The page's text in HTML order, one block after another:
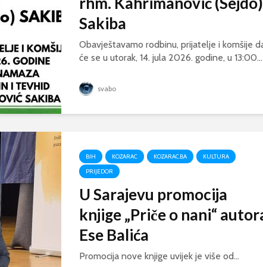
Sakiba
Obavještavamo rodbinu, prijatelje i komšije
će se u utorak, 14. jula 2026. godine, u 13:00...
svabo
BIH KOZARAC KOZARAC.BA
KULTURA
PRIJEDOR
U Sarajevu promocija
knjige „Priče o nani“
Ese Balića
Promocija nove knjige uvijek je više od...